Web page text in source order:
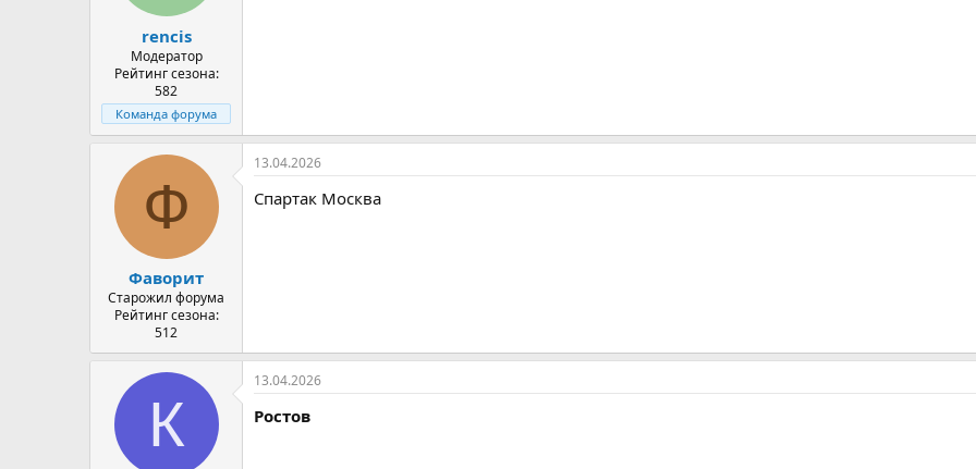
rencis
Модератор
Рейтинг сезона:
582
Команда форума
Ф
Фаворит
Старожил форума
Рейтинг сезона:
512
13.04.2026
Спартак Москва
К
13.04.2026
Ростов